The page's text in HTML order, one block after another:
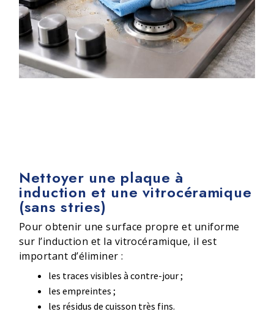
Nettoyer une plaque à
induction et une vitrocéramique
(sans stries)
Pour obtenir une surface propre et uniforme
sur l’induction et la vitrocéramique, il est
important d’éliminer :
les traces visibles à contre-jour ;
les empreintes ;
les résidus de cuisson très fins.